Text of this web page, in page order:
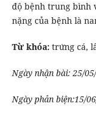
độ bệnh trung bình
nặng của bệnh là
Từ khóa:trứng cá,
Ngày nhận bài: 25/
Ngày phản biện:15/